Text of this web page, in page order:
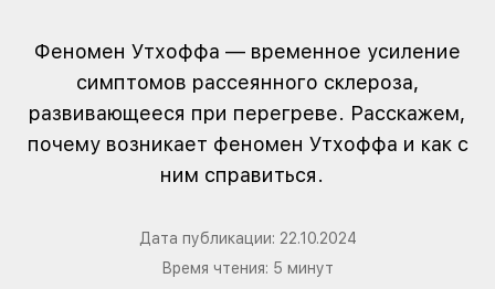
Феномен Утхоффа — временное усиление
симптомов рассеянного склероза,
развивающееся при перегреве. Расскажем,
почему возникает феномен Утхоффа и как с
ним справиться.
Дата публикации: 22.10.2024
Время чтения: 5 минут